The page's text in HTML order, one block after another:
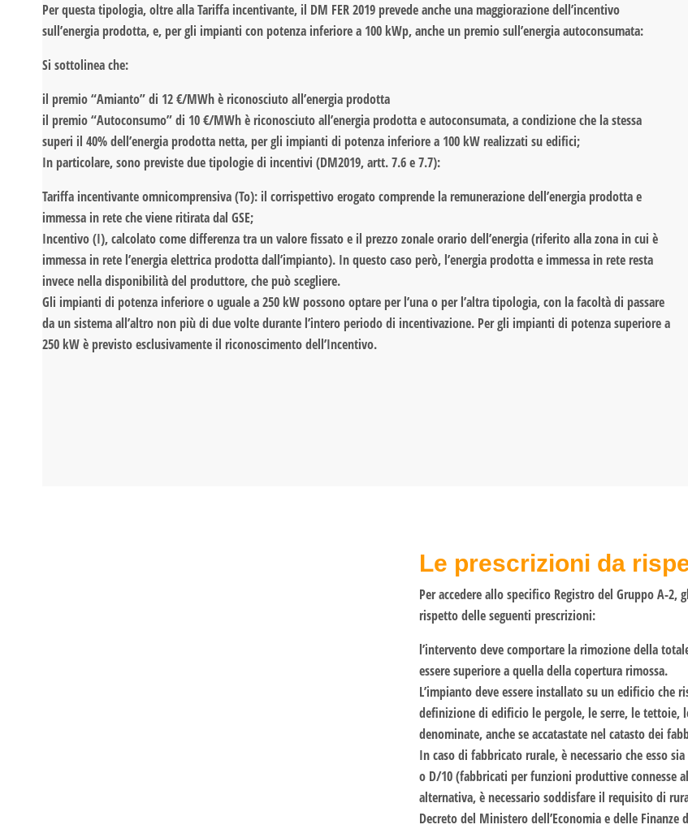
Per questa tipologia, oltre alla Tariffa incentivante, il DM FER 2019 prevede anche una maggiorazione dell’incentivo
sull’energia prodotta, e, per gli impianti con potenza inferiore a 100 kWp, anche un premio sull’energia autoconsumata:
Si sottolinea che:
il premio “Amianto” di 12 €/MWh è riconosciuto all’energia prodotta
il premio “Autoconsumo” di 10 €/MWh è riconosciuto all’energia prodotta e autoconsumata, a condizione che la stessa
superi il 40% dell’energia prodotta netta, per gli impianti di potenza inferiore a 100 kW realizzati su edifici;
In particolare, sono previste due tipologie di incentivi (DM2019, artt. 7.6 e 7.7):
Tariffa incentivante omnicomprensiva (To): il corrispettivo erogato comprende la remunerazione dell’energia prodotta e
immessa in rete che viene ritirata dal GSE;
Incentivo (I), calcolato come differenza tra un valore fissato e il prezzo zonale orario dell’energia (riferito alla zona in cui è
immessa in rete l’energia elettrica prodotta dall’impianto). In questo caso però, l’energia prodotta e immessa in rete resta
invece nella disponibilità del produttore, che può scegliere.
Gli impianti di potenza inferiore o uguale a 250 kW possono optare per l’una o per l’altra tipologia, con la facoltà di passare
da un sistema all’altro non più di due volte durante l’intero periodo di incentivazione. Per gli impianti di potenza superiore a
250 kW è previsto esclusivamente il riconoscimento dell’Incentivo.
Le prescrizioni da
Per accedere allo specifico Registro del Gruppo A-
rispetto delle seguenti prescrizioni:
l’intervento deve comportare la rimozione della
essere superiore a quella della copertura rimossa.
L’impianto deve essere installato su un edificio che
definizione di edificio le pergole, le serre, le tettoie,
denominate, anche se accatastate nel catasto dei
In caso di fabbricato rurale, è necessario che esso
o D/10 (fabbricati per funzioni produttive connesse
alternativa, è necessario soddisfare il requisito di
Decreto del Ministero dell’Economia e delle Finanze